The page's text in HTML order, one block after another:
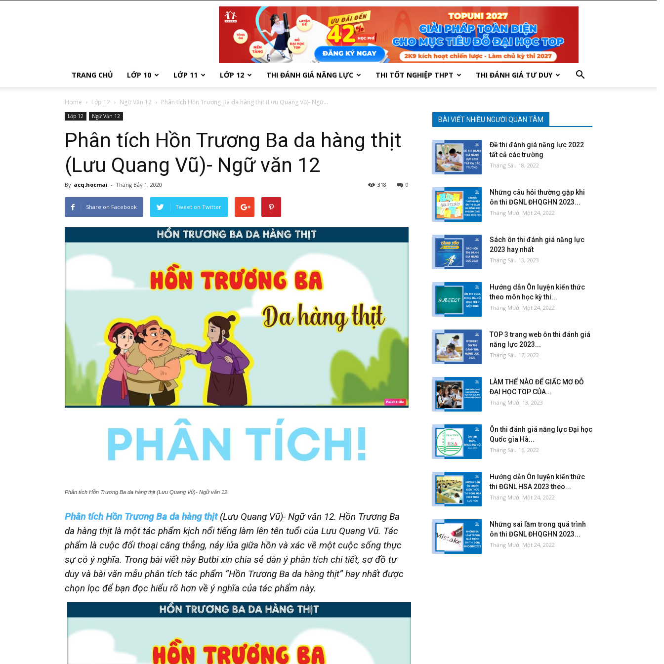
TRANG CHỦ LỚP 10 LỚP 11 LỚP 12 THI ĐÁNH GIÁ NĂNG LỰC THI TỐT NGHIỆP THPT THI ĐÁNH GIÁ TƯ DUY
Home Lớp 12 Ngữ Văn 12 Phân tích Hồn Trương Ba da hàng thịt (Lưu Quang Vũ)- Ngữ...
Lớp 12 Ngữ Văn 12
Phân tích Hồn Trương Ba da hàng thịt
(Lưu Quang Vũ)- Ngữ văn 12
By acq.hocmai - Tháng Bảy 1, 2020 0
318
Share on Facebook Tweet on Twitter
Phân tích Hồn Trương Ba da hàng thịt (Lưu Quang Vũ)- Ngữ văn 12
Phân tích Hồn Trương Ba da hàng thịt(Lưu Quang Vũ)- Ngữ văn 12. Hồn Trương Ba
da hàng thịt là một tác phẩm kịch nổi tiếng làm lên tên tuổi của Lưu Quang Vũ. Tác
phẩm là cuộc đối thoại căng thẳng, nảy lửa giữa hồn và xác về một cuộc sống thực
sự có ý nghĩa. Trong bài viết này Butbi xin chia sẻ dàn ý phân tích chi tiết, sơ đồ tư
duy và bài văn mẫu phân tích tác phẩm “Hồn Trương Ba da hàng thịt” hay nhất được
chọn lọc để bạn đọc hiểu rõ hơn về ý nghĩa của tác phẩm này.
BÀI VIẾT NHIỀU NGƯỜI QUAN TÂM
Đề thi đánh giá năng lực 2022
tất cả các trường
Tháng Sáu 18, 2022
Những câu hỏi thường gặp khi
ôn thi ĐGNL ĐHQGHN 2023...
Tháng Mười Một 24, 2022
Sách ôn thi đánh giá năng lực
2023 hay nhất
Tháng Sáu 13, 2023
Hướng dẫn Ôn luyện kiến thức
theo môn học kỳ thi...
Tháng Mười Một 24, 2022
TOP 3 trang web ôn thi đánh giá
năng lực 2023...
Tháng Sáu 17, 2022
LÀM THẾ NÀO ĐỂ GIẤC MƠ ĐỖ
ĐẠI HỌC TOP CỦA...
Tháng Mười 13, 2023
Ôn thi đánh giá năng lực Đại học
Quốc gia Hà...
Tháng Sáu 16, 2022
Hướng dẫn Ôn luyện kiến thức
thi ĐGNL HSA 2023 theo...
Tháng Mười Một 24, 2022
Những sai lầm trong quá trình
ôn thi ĐGNL ĐHQGHN 2023...
Tháng Mười Một 24, 2022